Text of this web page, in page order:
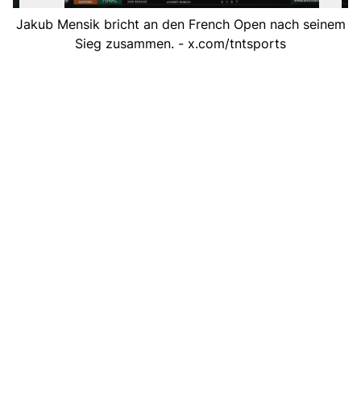
Jakub Mensik bricht an den French Open nach seinem
Sieg zusammen. - x.com/tntsports